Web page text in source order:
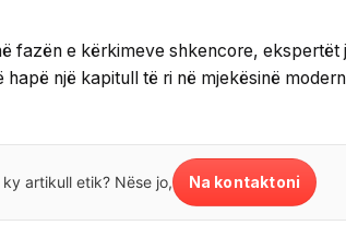
fazën e kërkimeve shkencore, ekspertët
një kapitull të ri në mjekësinë
ky artikull etik? Nëse jo, Na kontaktoni